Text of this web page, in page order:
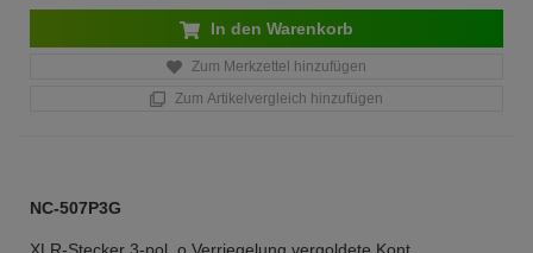
In den Warenkorb
Zum Merkzettel hinzufügen
Zum Artikelvergleich hinzufügen
NC-507P3G